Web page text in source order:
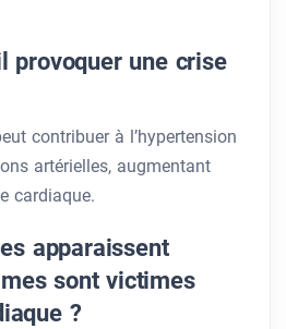
provoquer une crise
contribuer à l’hypertension
artérielles, augmentant
cardiaque.
apparaissent
sont victimes
?